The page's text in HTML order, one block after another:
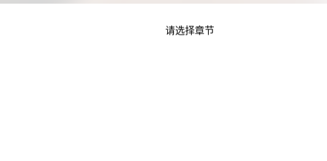
请选择章节